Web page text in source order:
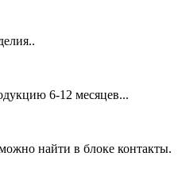
6-12 месяцев...
найти в блоке контакты.